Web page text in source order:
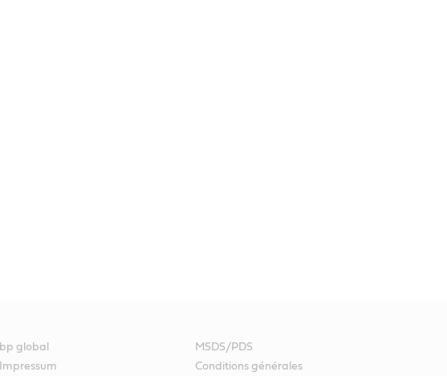
bp global
MSDS/PDS
Impressum
Conditions générales